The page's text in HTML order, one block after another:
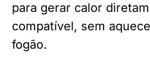
para gerar calor
compatível, sem
fogão.